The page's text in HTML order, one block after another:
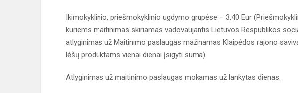
Ikimokyklinio, priešmokyklinio ugdymo grupėse – 3,40 Eur
kuriems maitinimas skiriamas vadovaujantis Lietuvos Respublikos
atlyginimas už Maitinimo paslaugas mažinamas Klaipėdos rajono
lėšų produktams vienai dienai įsigyti suma).
Atlyginimas už maitinimo paslaugas mokamas už lankytas dienas.